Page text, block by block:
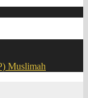
Muslimah